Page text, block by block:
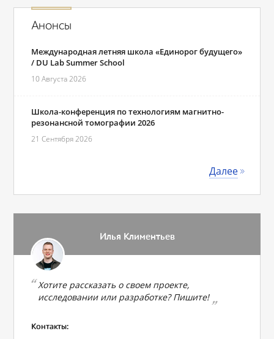
Анонсы
Международная летняя школа «Единорог будущего»
/ DU Lab Summer School
10 Августа 2026
Школа-конференция по технологиям магнитно-
резонансной томографии 2026
21 Сентября 2026
Далее
Илья Климентьев
Хотите рассказать о своем проекте,
исследовании или разработке? Пишите!
Контакты: